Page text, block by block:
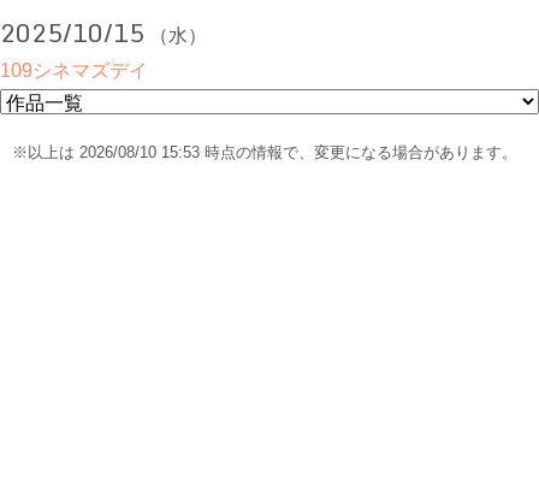
2025/10/15 （水）
109シネマズデイ
※以上は 2026/08/10 15:53 時点の情報で、変更になる場合があります。